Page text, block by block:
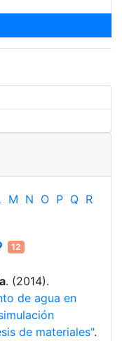
M N O P Q R
12
. (2014).
de agua en
de materiales".